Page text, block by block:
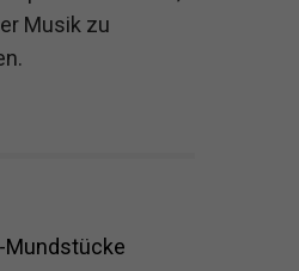
Musik zu
Mundstücke